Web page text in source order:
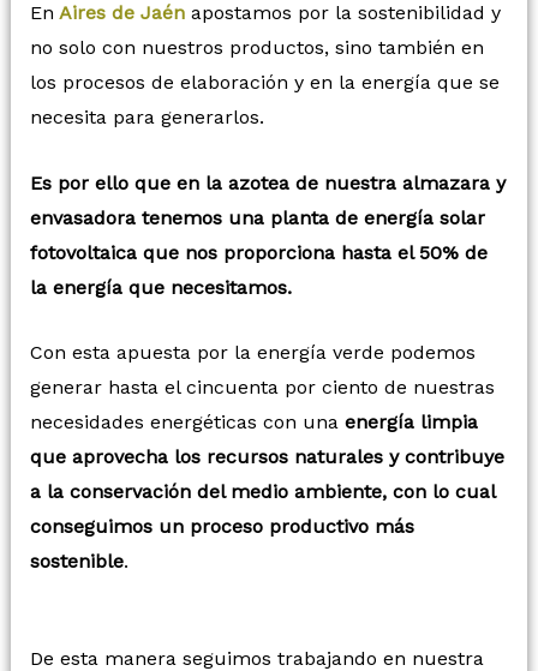
En Aires de Jaénapostamos por la sostenibilidad y
no solo con nuestros productos, sino también en
los procesos de elaboración y en la energía que se
necesita para generarlos.
Es por ello que en la azotea de nuestra almazara y
envasadora tenemos una planta de energía solar
fotovoltaica que nos proporciona hasta el 50% de
la energía que necesitamos.
Con esta apuesta por la energía verde podemos
generar hasta el cincuenta por ciento de nuestras
necesidades energéticas con una energía limpia
que aprovecha los recursos naturales y contribuye
a la conservación del medio ambiente, con lo cual
conseguimos un proceso productivo más
sostenible.
De esta manera seguimos trabajando en nuestra